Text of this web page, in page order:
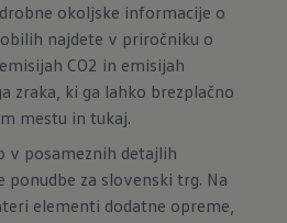
okoljske informacije o
najdete v priročniku o
CO2 in emisijah
zraka, ki ga lahko brezplačno
mestu intukaj.
v posameznih detajlih
za slovenski trg. Na
elementi dodatne opreme,